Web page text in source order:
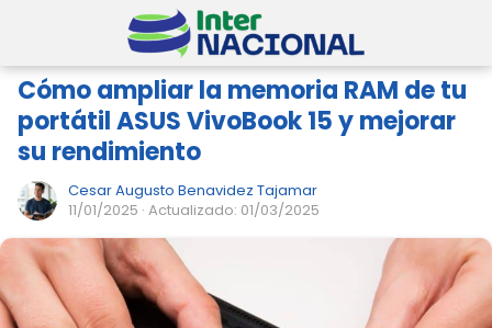
Cómo ampliar la memoria RAM de tu
portátil ASUS VivoBook 15 y mejorar
su rendimiento
Cesar Augusto Benavidez Tajamar
11/01/2025 · Actualizado: 01/03/2025